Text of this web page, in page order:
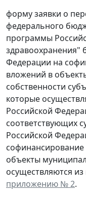
форму заявки о
федерального
программы
здравоохранения"
Федерации на
вложений в
собственности
которые
Российской
соответствующих
Российской
объекты
осуществляются
приложению № 2.